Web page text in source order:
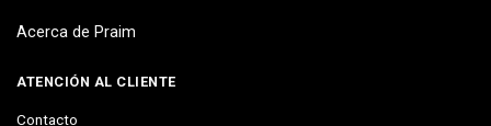
Acerca de Praim
ATENCIÓN AL CLIENTE
Contacto